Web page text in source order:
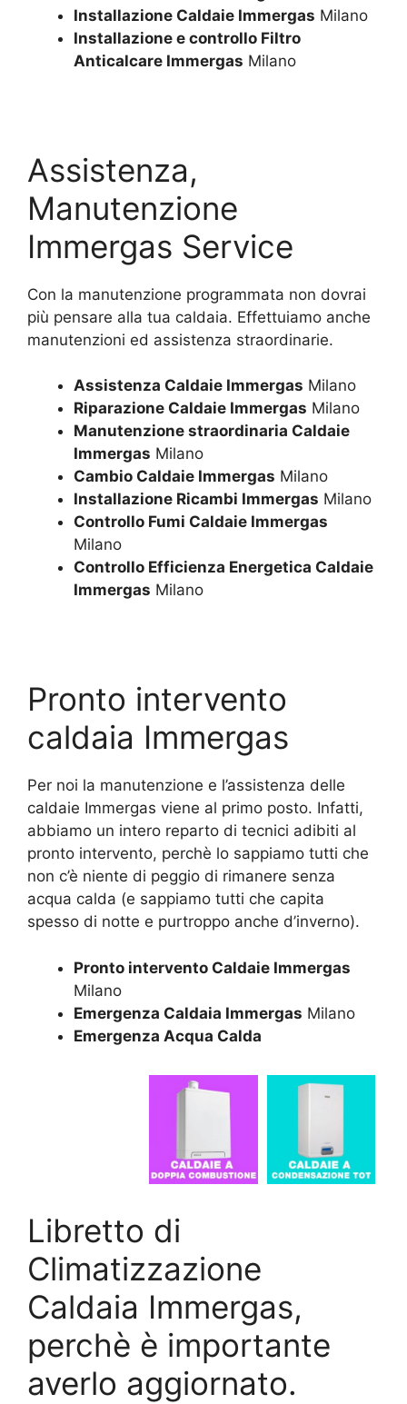
Installazione Caldaie Immergas Milano
Installazione e controllo Filtro
Anticalcare Immergas Milano
Assistenza,
Manutenzione
Immergas Service
Con la manutenzione programmata non dovrai
più pensare alla tua caldaia. Effettuiamo anche
manutenzioni ed assistenza straordinarie.
Assistenza Caldaie Immergas Milano
Riparazione Caldaie Immergas Milano
Manutenzione straordinaria Caldaie
Immergas Milano
Cambio Caldaie Immergas Milano
Installazione Ricambi Immergas Milano
Controllo Fumi Caldaie Immergas
Milano
Controllo Efficienza Energetica Caldaie
Immergas Milano
Pronto intervento
caldaia Immergas
Per noi la manutenzione e l’assistenza delle
caldaie Immergas viene al primo posto. Infatti,
abbiamo un intero reparto di tecnici adibiti al
pronto intervento, perchè lo sappiamo tutti che
non c’è niente di peggio di rimanere senza
acqua calda (e sappiamo tutti che capita
spesso di notte e purtroppo anche d’inverno).
Pronto intervento Caldaie Immergas
Milano
Emergenza Caldaia Immergas Milano
Emergenza Acqua Calda
Libretto di
Climatizzazione
Caldaia Immergas,
perchè è importante
averlo aggiornato.